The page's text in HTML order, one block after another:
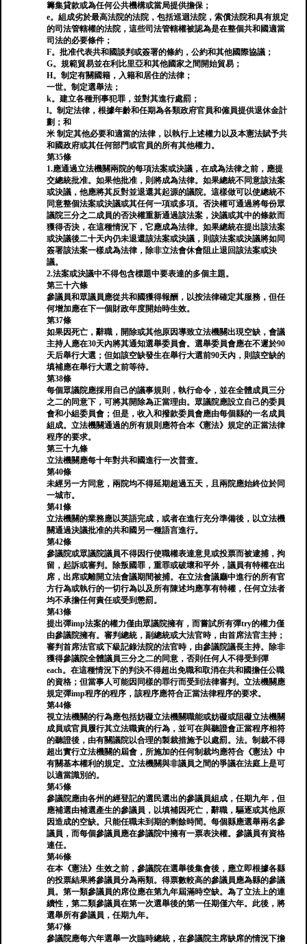
籌集貸款或為任何公共機構或當局提供擔保；
e。組成劣於最高法院的法院，包括巡迴法院，索償法院和具有規定
的司法管轄權的法院，這些司法管轄權被認為是在整個共和國適當
司法的必要條件；
F。批准代表共和國談判或簽署的條約，公約和其他國際協議；
G。規範貿易並在利比里亞和其他國家之間開始貿易；
H。制定有關國籍，入籍和居住的法律；
一世。制定選舉法；
k。建立各種刑事犯罪，並對其進行處罰；
l。制定法律，根據年齡和任期為各類政府官員和僱員提供退休金計
劃；和
米 制定其他必要和適當的法律，以執行上述權力以及本憲法賦予共
和國政府或其任何部門或官員的所有其他權力。
第35條
1.應通過立法機關兩院的每項法案或決議，在成為法律之前，應提
交總統批准。如果他批准，則將成為法律。如果總統不同意該法案
或決議，他應將其反對並退還其起源的議院。這樣做可以使總統不
同意整個法案或決議或其任何一項或多項。否決權可通過將每份眾
議院三分之二成員的否決權重新通過該法案，決議或其中的條款而
獲得否決，在這種情況下，它應成為法律。如果總統在提出該法案
或決議後二十天內仍未退還該法案或決議，則該法案或決議將如同
簽署該法案一樣成為法律，除非立法會休會阻止退回該法案或決
議。
2.法案或決議中不得包含標題中要表達的多個主題。
第三十六條
參議員和眾議員應從共和國獲得報酬，以按法律確定其服務，但任
何增加應在下一個財政年度開始時生效。
第37條
如果因死亡，辭職，開除或其他原因導致立法機關出現空缺，會議
主持人應在30天內將其通知選舉委員會。選舉委員會應在不遲於90
天后舉行大選；但如該空缺發生在舉行大選前90天內，則該空缺的
填補應在舉行大選之前等待。
第38條
每個眾議院應採用自己的議事規則，執行命令，並在全體成員三分
之二的同意下，可將其開除為正當理由。眾議院應設立自己的委員
會和小組委員會；但是，收入和撥款委員會應由每個縣的一名成員
組成。立法機關通過的所有規則應符合本《憲法》規定的正當法律
程序的要求。
第三十九條
立法機關應每十年對共和國進行一次普查。
第40條
未經另一方同意，兩院均不得延期超過五天，且兩院應始終位於同
一城市。
第41條
立法機關的業務應以英語完成，或者在進行充分準備後，以立法機
關通過決議批准的共和國另一種語言進行。
第42條
參議院或眾議院議員不得因行使職權表達意見或投票而被逮捕，拘
留，起訴或審判。除叛國罪，重罪或破壞和平外，議員有特權在出
席，出席或離開立法會議期間被捕。在立法會議廳中進行的所有官
方行為或執行的一切行為以及所有陳述均應享有特權，任何立法者
均不承擔任何責任或受到懲罰。
第43條
提出彈imp法案的權力僅由眾議院擁有，而嘗試所有彈try的權力僅
由參議院擁有。審判總統，副總統或大法官時，由首席法官主持；
審判首席法官或下級記錄法院的法官時，由參議院議長主持。除非
獲得參議院全體議員三分之二的同意，否則任何人不得受到彈
each。在這種情況下的判決不得超出免職和取消在共和國擔任公職
的資格；但當事人可能因同樣的罪行而受到法律審判。立法機關應
規定彈imp程序的程序，該程序應符合正當法律程序的要求。
第44條
視立法機關的行為應包括妨礙立法機關職能或妨礙或阻礙立法機關
成員或官員履行其立法職責的行為，並可在與聽證會正當程序相符
的聽證後，由有關議院以合理的製裁措施予以處罰。法。制裁不得
超出實行立法機關的屆會，所施加的任何制裁均應符合《憲法》中
有關基本權利的規定。立法機關與非議員之間的爭議在法庭上是可
以適當識別的。
第45條
參議院應由各州的經登記的選民選出的參議員組成，任期九年，但
應補選由補選產生的參議員，以填補因死亡，辭職，驅逐或其他原
因造成的空缺。只能任職未到期的剩餘時間。每個縣應選舉兩名參
議員，而每個參議員應在參議院中擁有一票表決權。參議員有資格
連任。
第46條
在本《憲法》生效之前，參議院在選舉後集會後，應立即根據各縣
的投票結果將參議員分為兩類。得票數較高的參議員應為縣的參議
員。第一類參議員的席位應在第九年屆滿時空缺。為了立法上的連
續性，第二類參議員在第一次選舉後的第一任期僅六年。此後，將
選舉所有參議員，任期九年。
第47條
參議院應每六年選舉一次臨時總統，在參議院主席缺席的情況下擔